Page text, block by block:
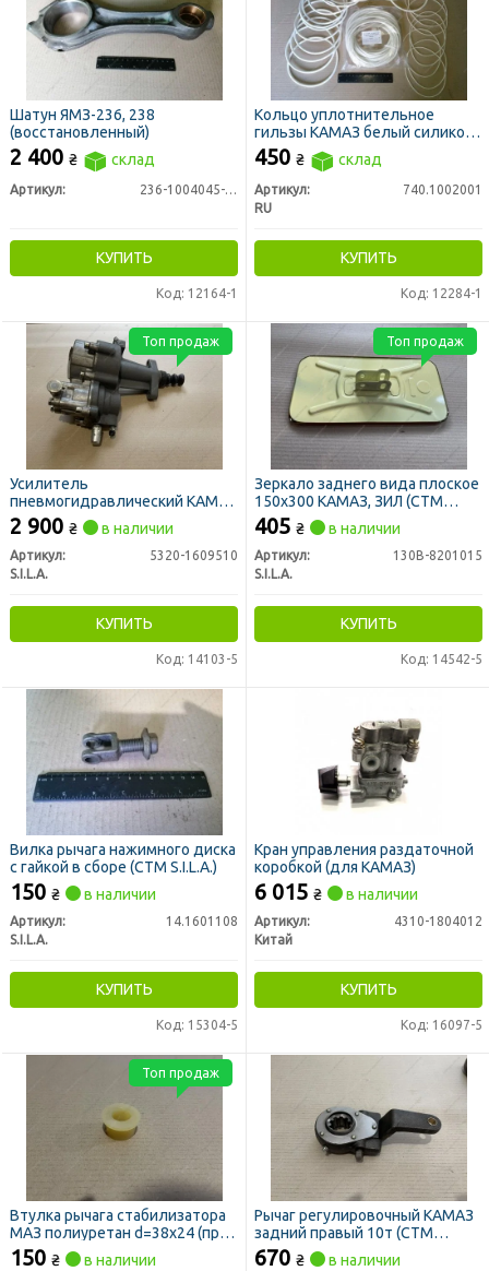
Шатун ЯМЗ-236, 238
(восстановленный)
2 400 ₴ склад
Артикул: 236-1004045-Б3
КУПИТЬ
Код: 12164-1
Кольцо уплотнительное
гильзы КАМАЗ белый силикон
М/К
450 ₴ склад
Артикул:
740.1002001
RU
КУПИТЬ
Код: 12284-1
Усилитель
пневмогидравлический КАМАЗ
в сб. (ПГУ) под сцепление 14,
142 (пр-во S.I.L.A. AC)
2 900 ₴ в наличии
Артикул:
5320-1609510
S.I.L.A.
КУПИТЬ
Код: 14103-5
Топ продаж
Зеркало заднего вида плоское
150х300 КАМАЗ, ЗИЛ (СТМ
S.I.L.A.)
405 ₴ в наличии
Артикул:
130В-8201015
S.I.L.A.
КУПИТЬ
Код: 14542-5
Топ продаж
Вилка рычага нажимного диска
с гайкой в сборе (СТМ S.I.L.A.)
150 ₴ в наличии
Артикул:
14.1601108
S.I.L.A.
КУПИТЬ
Код: 15304-5
Кран управления раздаточной
коробкой (для КАМАЗ)
6 015 ₴ в наличии
Артикул:
4310-1804012
Китай
КУПИТЬ
Код: 16097-5
Втулка рычага стабилизатора
МАЗ полиуретан d=38х24 (пр-
во Украина)
150 ₴ в наличии
Топ продаж
Рычаг регулировочный КАМАЗ
задний правый 10т (СТМ
S.I.L.A.)
670 ₴ в наличии